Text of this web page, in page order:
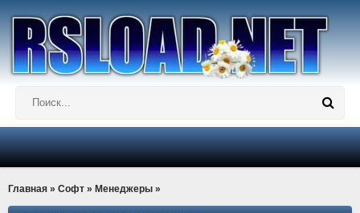
Главная » Софт » Менеджеры »